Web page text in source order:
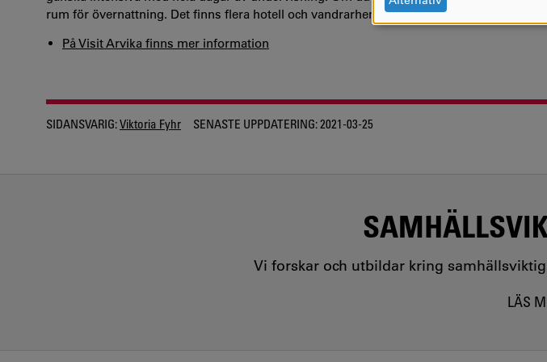
rum för övernattning. Det finns flera hotell och vandrarhem i Arvika där du kan boka
På Visit Arvika finns mer information
SIDANSVARIG:Viktoria Fyhr SENASTE UPPDATERING:2021-03-25
Vi forskar och utbildar kring
LÄS
COOKIES